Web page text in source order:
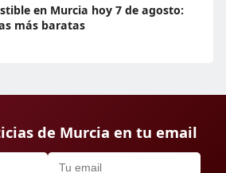
en Murcia hoy 7 de agosto:
más baratas
de Murcia en tu email